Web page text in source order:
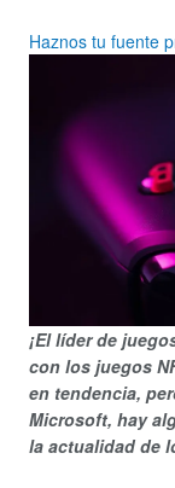
Haznos tu fuente
¡El líder de
con los juegos
en tendencia,
Microsoft, hay
la actualidad de